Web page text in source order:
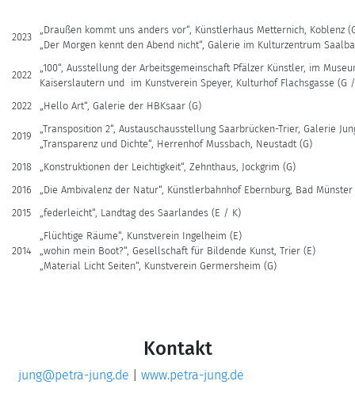
2023
„Draußen kommt uns anders vor“, Künstlerhaus Metternich, Koblenz
„Der Morgen kennt den Abend nicht“, Galerie im Kulturzentrum
2022
„100“, Ausstellung der Arbeitsgemeinschaft Pfälzer Künstler, im
Kaiserslautern und im Kunstverein Speyer, Kulturhof Flachsgasse (G
2022
„Hello Art“, Galerie der HBKsaar (G)
2019
„Transposition 2“, Austauschausstellung Saarbrücken-Trier, Galerie
„Transparenz und Dichte“, Herrenhof Mussbach, Neustadt (G)
2018
„Konstruktionen der Leichtigkeit“, Zehnthaus, Jockgrim (G)
2016
„Die Ambivalenz der Natur“, Künstlerbahnhof Ebernburg, Bad
2015
„federleicht“, Landtag des Saarlandes (E / K)
2014
„Flüchtige Räume“, Kunstverein Ingelheim (E)
„wohin mein Boot?“, Gesellschaft für Bildende Kunst, Trier (E)
„Material Licht Seiten“, Kunstverein Germersheim (G)
Kontakt
jung@petra-jung.de www.petra-jung.de